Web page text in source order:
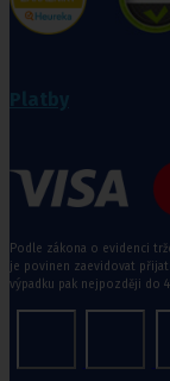
Podle zákona o evidenci
je povinen zaevidovat
výpadku pak nejpozději do